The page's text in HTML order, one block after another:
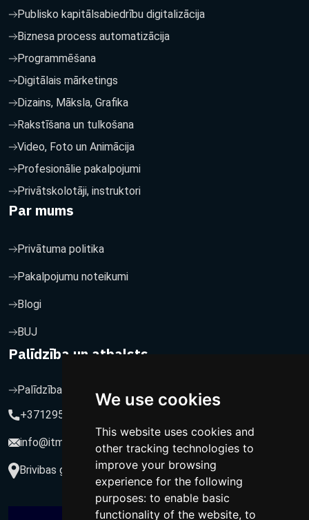
We use cookies
This website uses cookies and
other tracking technologies to
improve your browsing
experience for the following
purposes: to enable basic
functionality of the website, to
Publisko kapitālsabiedrību digitalizācija
Biznesa process automatizācija
Programmēšana
Digitālais mārketings
Dizains, Māksla, Grafika
Rakstīšana un tulkošana
Video, Foto un Animācija
Profesionālie pakalpojumi
Privātskolotāji, instruktori
Par mums
Privātuma politika
Pakalpojumu noteikumi
Blogi
BUJ
Palīdzība un atbalsts
Palīdzība un atbalsts
+37129564547
info@itmarketing.lv
Brivibas gatve 234-77, LV-1039, Riga, Latvia